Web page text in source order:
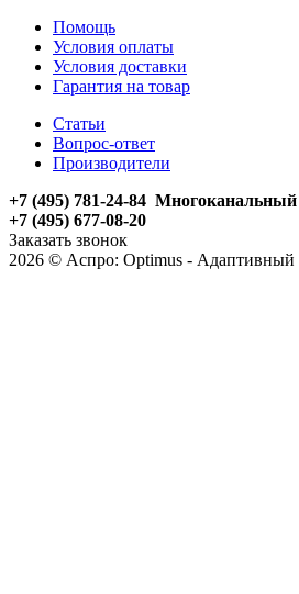
Помощь
Условия оплаты
Условия доставки
Гарантия на товар
Статьи
Вопрос-ответ
Производители
+7 (495) 781-24-84 Многоканальный
+7 (495) 677-08-20
Заказать звонок
2026 © Аспро: Optimus - Адаптивный